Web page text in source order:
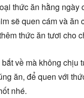
thức ăn hằng ngày
sẽ quen cám và ăn
thức ăn tươi cho
về mà không chịu
ăn, để quen với
nhé.